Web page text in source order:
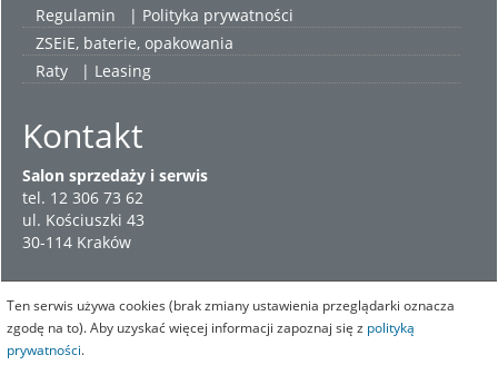
Regulamin
| Polityka prywatności
ZSEiE, baterie, opakowania
Raty
| Leasing
Kontakt
Salon sprzedaży i serwis
tel. 12 306 73 62
ul. Kościuszki 43
30-114 Kraków
Ten serwis używa cookies (brak zmiany ustawienia przeglądarki oznacza
zgodę na to). Aby uzyskać więcej informacji zapoznaj się z polityką
prywatności.